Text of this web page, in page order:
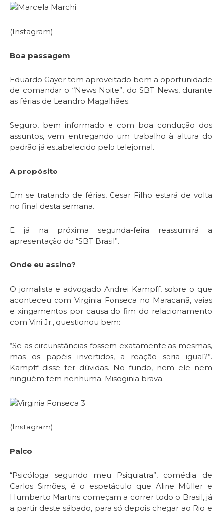
(Instagram)
Boa passagem
Eduardo Gayer tem aproveitado bem a oportunidade
de comandar o “News Noite”, do SBT News, durante
as férias de Leandro Magalhães.
Seguro, bem informado e com boa condução dos
assuntos, vem entregando um trabalho à altura do
padrão já estabelecido pelo telejornal.
A propósito
Em se tratando de férias, Cesar Filho estará de volta
no final desta semana.
E já na próxima segunda-feira reassumirá a
apresentação do “SBT Brasil”.
Onde eu assino?
O jornalista e advogado Andrei Kampff, sobre o que
aconteceu com Virginia Fonseca no Maracanã, vaias
e xingamentos por causa do fim do relacionamento
com Vini Jr., questionou bem:
“Se as circunstâncias fossem exatamente as mesmas,
mas os papéis invertidos, a reação seria igual?”.
Kampff disse ter dúvidas. No fundo, nem ele nem
ninguém tem nenhuma. Misoginia brava.
(Instagram)
Palco
“Psicóloga segundo meu Psiquiatra”, comédia de
Carlos Simões, é o espetáculo que Aline Müller e
Humberto Martins começam a correr todo o Brasil, já
a partir deste sábado, para só depois chegar ao Rio e